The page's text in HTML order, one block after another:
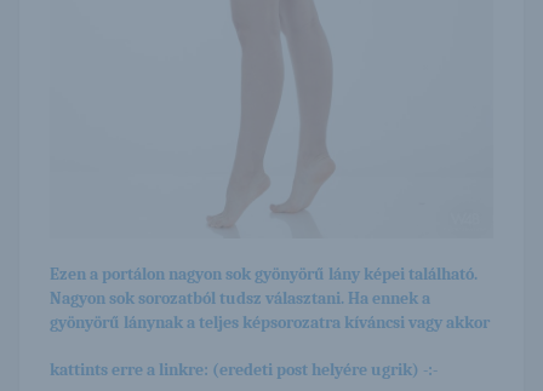
Ezen a portálon nagyon sok gyönyörű lány képei található.
Nagyon sok sorozatból tudsz választani. Ha ennek a
gyönyörű lánynak a teljes képsorozatra kíváncsi vagy akkor
kattints erre a linkre: (eredeti post helyére ugrik) -:-